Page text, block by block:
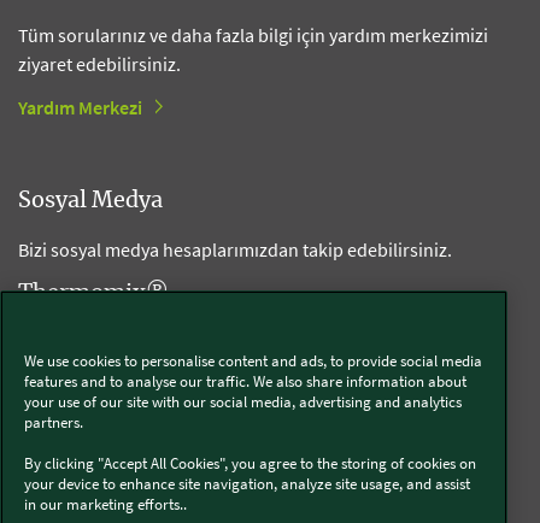
Tüm sorularınız ve daha fazla bilgi için yardım merkezimizi
ziyaret edebilirsiniz.
Yardım Merkezi
Sosyal Medya
Bizi sosyal medya hesaplarımızdan takip edebilirsiniz.
Thermomix®
İzinsiz üçüncü taraf aksesuarları ve uygun olmayan
onarımlar
We use cookies to personalise content and ads, to provide social media
features and to analyse our traffic. We also share information about
your use of our site with our social media, advertising and analytics
partners.
By clicking "Accept All Cookies", you agree to the storing of cookies on
your device to enhance site navigation, analyze site usage, and assist
in our marketing efforts..